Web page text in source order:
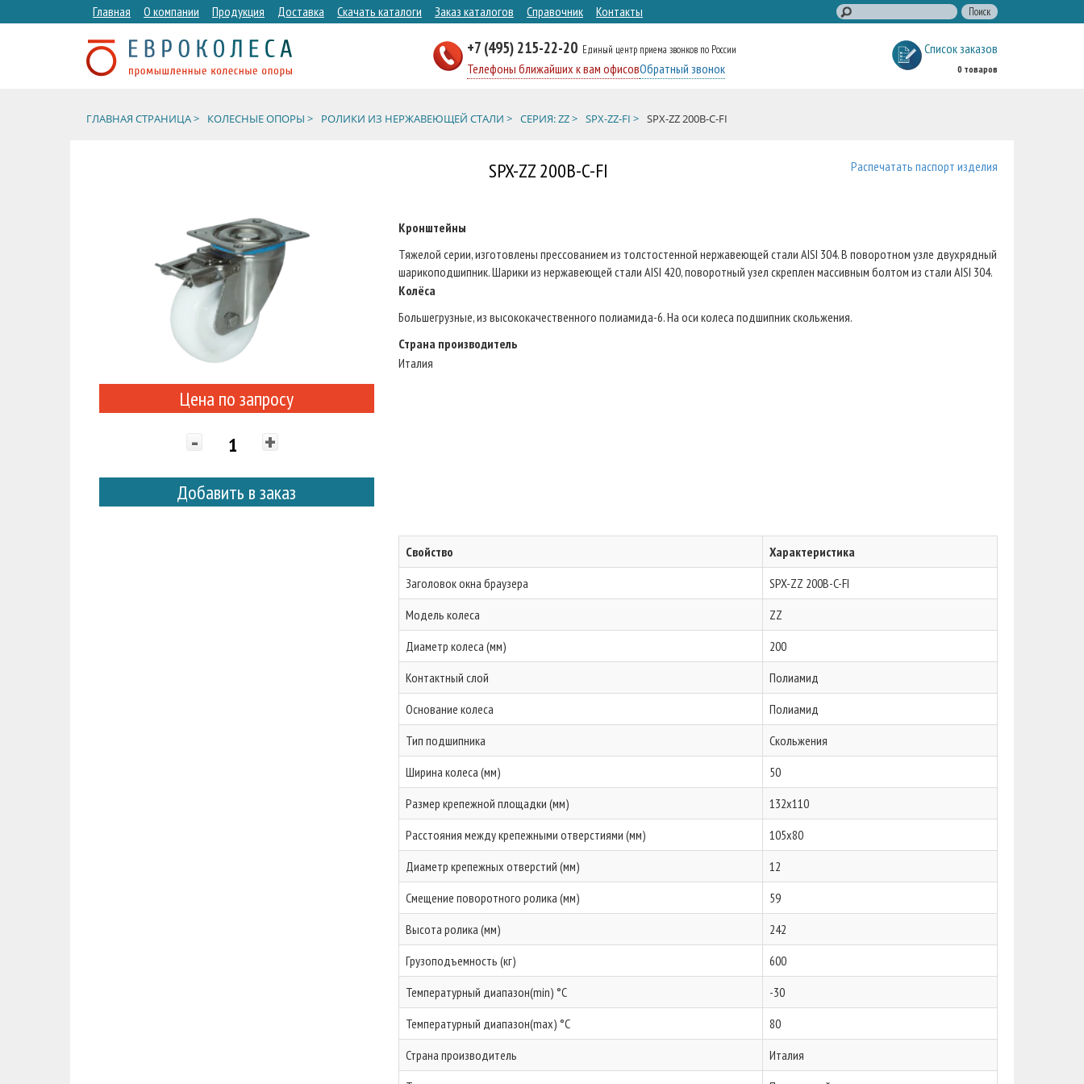
Главная О компании Продукция Доставка Скачать каталоги Заказ каталогов Справочник Контакты
+7 (495) 215-22-20 Единый центр приема звонков по России
Телефоны ближайших к вам офисовОбратный звонок
Список заказов
0 товаров
ГЛАВНАЯ СТРАНИЦА > КОЛЕСНЫЕ ОПОРЫ > РОЛИКИ ИЗ НЕРЖАВЕЮЩЕЙ СТАЛИ > СЕРИЯ: ZZ > SPX-ZZ-FI > SPX-ZZ 200B-C-FI
SPX-ZZ 200B-C-FI Распечатать паспорт изделия
Цена по запросу
- +
Добавить в заказ
Кронштейны
Тяжелой серии, изготовлены прессованием из толстостенной нержавеющей стали AISI 304. В поворотном узле двухрядный
шарикоподшипник. Шарики из нержавеющей стали AISI 420, поворотный узел скреплен массивным болтом из стали AISI 304.
Колёса
Большегрузные, из высококачественного полиамида-6. На оси колеса подшипник скольжения.
Страна производитель
Италия
Свойство
Характеристика
Заголовок окна браузера
SPX-ZZ 200B-C-FI
Модель колеса
ZZ
Диаметр колеса (мм)
200
Контактный слой
Полиамид
Основание колеса
Полиамид
Тип подшипника
Скольжения
Ширина колеса (мм)
50
Размер крепежной площадки (мм)
132x110
Расстояния между крепежными отверстиями (мм)
105x80
Диаметр крепежных отверстий (мм)
12
Смещение поворотного ролика (мм)
59
Высота ролика (мм)
242
Грузоподъемность (кг)
600
Температурный диапазон(min) °C
-30
Температурный диапазон(max) °C
80
Страна производитель
Италия